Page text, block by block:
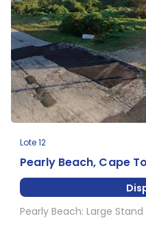
Lote 12
Pearly Beach, Cape
Pearly Beach: Large